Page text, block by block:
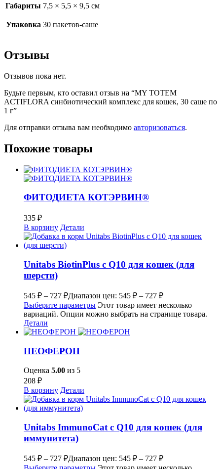
Габариты 7,5 × 5,5 × 9,5 см
Упаковка 30 пакетов-саше
Отзывы
Отзывов пока нет.
Будьте первым, кто оставил отзыв на “MY TOTEM
ACTIFLORA синбиотический комплекс для кошек, 30 саше по
1 г”
Для отправки отзыва вам необходимо авторизоваться.
Похожие товары
ФИТОДИЕТА КОТЭРВИН®
335 ₽
В корзину Детали
Unitabs BiotinPlus с Q10 для кошек (для
шерсти)
545 ₽ – 727 ₽Диапазон цен: 545 ₽ – 727 ₽
Выберите параметры Этот товар имеет несколько
вариаций. Опции можно выбрать на странице товара.
Детали
НЕОФЕРОН
Оценка 5.00 из 5
208 ₽
В корзину Детали
Unitabs ImmunoCat с Q10 для кошек (для
иммунитета)
545 ₽ – 727 ₽Диапазон цен: 545 ₽ – 727 ₽